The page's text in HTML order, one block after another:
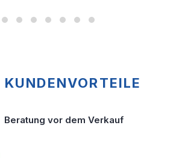
KUNDENVORTEILE
Beratung vor dem Verkauf